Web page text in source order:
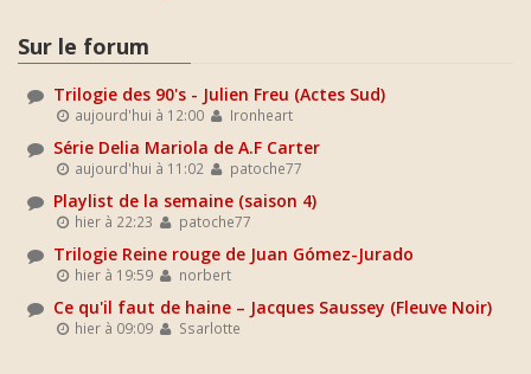
Sur le forum
Trilogie des 90's - Julien Freu (Actes Sud)
aujourd'hui à 12:00 Ironheart
Série Delia Mariola de A.F Carter
aujourd'hui à 11:02 patoche77
Playlist de la semaine (saison 4)
hier à 22:23 patoche77
Trilogie Reine rouge de Juan Gómez-Jurado
hier à 19:59 norbert
Ce qu'il faut de haine – Jacques Saussey (Fleuve Noir)
hier à 09:09 Ssarlotte